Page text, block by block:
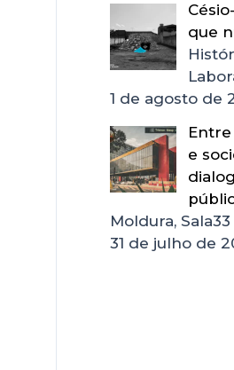
que
1 de agosto de
e
Moldura, Sala33
31 de julho de